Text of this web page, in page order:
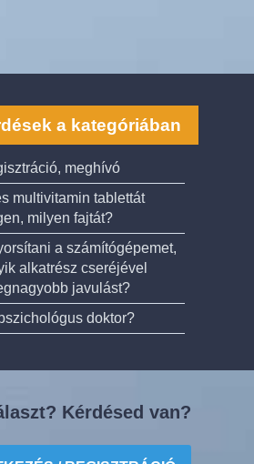
a kategóriában
meghívó
multivitamin tablettát
milyen fajtát?
a számítógépemet,
alkatrész cseréjével
javulást?
doktor?
Kérdésed van?